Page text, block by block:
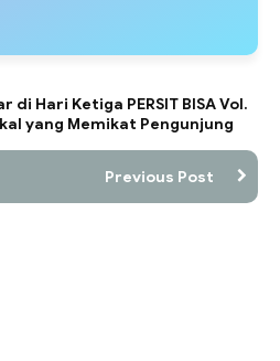
di Hari Ketiga PERSIT BISA Vol.
yang Memikat Pengunjung
Previous Post